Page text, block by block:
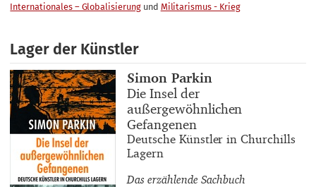
Internationales – Globalisierung
Militarismus - Krieg
Lager der Künstler
Buchautor_innen
Simon Parkin
Buchtitel
Die Insel der
außergewöhnlichen
Gefangenen
Buchuntertitel
Deutsche Künstler in Churchills
Lagern
Das erzählende Sachbuch